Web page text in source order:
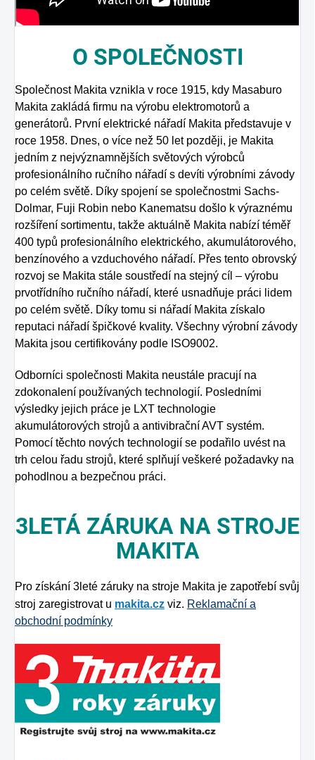
O SPOLEČNOSTI
Společnost Makita vznikla v roce 1915, kdy Masaburo
Makita zakládá firmu na výrobu elektromotorů a
generátorů. První elektrické nářadí Makita představuje v
roce 1958. Dnes, o více než 50 let později, je Makita
jedním z nejvýznamnějších světových výrobců
profesionálního ručního nářadí s devíti výrobními závody
po celém světě. Díky spojení se společnostmi Sachs-
Dolmar, Fuji Robin nebo Kanematsu došlo k výraznému
rozšíření sortimentu, takže aktuálně Makita nabízí téměř
400 typů profesionálního elektrického, akumulátorového,
benzínového a vzduchového nářadí. Přes tento obrovský
rozvoj se Makita stále soustředí na stejný cíl – výrobu
prvotřídního ručního nářadí, které usnadňuje práci lidem
po celém světě. Díky tomu si nářadí Makita získalo
reputaci nářadí špičkové kvality. Všechny výrobní závody
Makita jsou certifikovány podle ISO9002.
Odborníci společnosti Makita neustále pracují na
zdokonalení používaných technologií. Posledními
výsledky jejich práce je LXT technologie
akumulátorových strojů a antivibrační AVT systém.
Pomocí těchto nových technologií se podařilo uvést na
trh celou řadu strojů, které splňují veškeré požadavky na
pohodlnou a bezpečnou práci.
3LETÁ ZÁRUKA NA STROJE
MAKITA
Pro získání 3leté záruky na stroje Makita je zapotřebí svůj
stroj zaregistrovat u makita.cz viz. Reklamační a
obchodní podmínky